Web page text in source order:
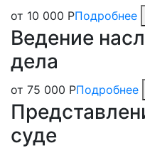
от 10 000 РПодробнее
Ведение
дела
от 75 000 РПодробнее
суде